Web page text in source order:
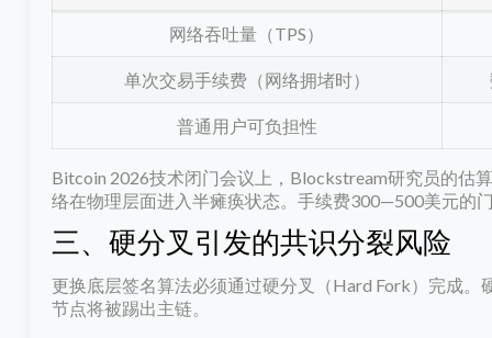
网络吞吐量（TPS）
单次交易手续费（网络拥堵时）
普通用户可负担性
Bitcoin 2026技术闭门会议上，Blockstream研究员的估
络在物理层面进入半瘫痪状态。手续费300—500美元的
三、硬分叉引发的共识分裂风险
更换底层签名算法必须通过硬分叉（Hard Fork）完成
节点将被踢出主链。